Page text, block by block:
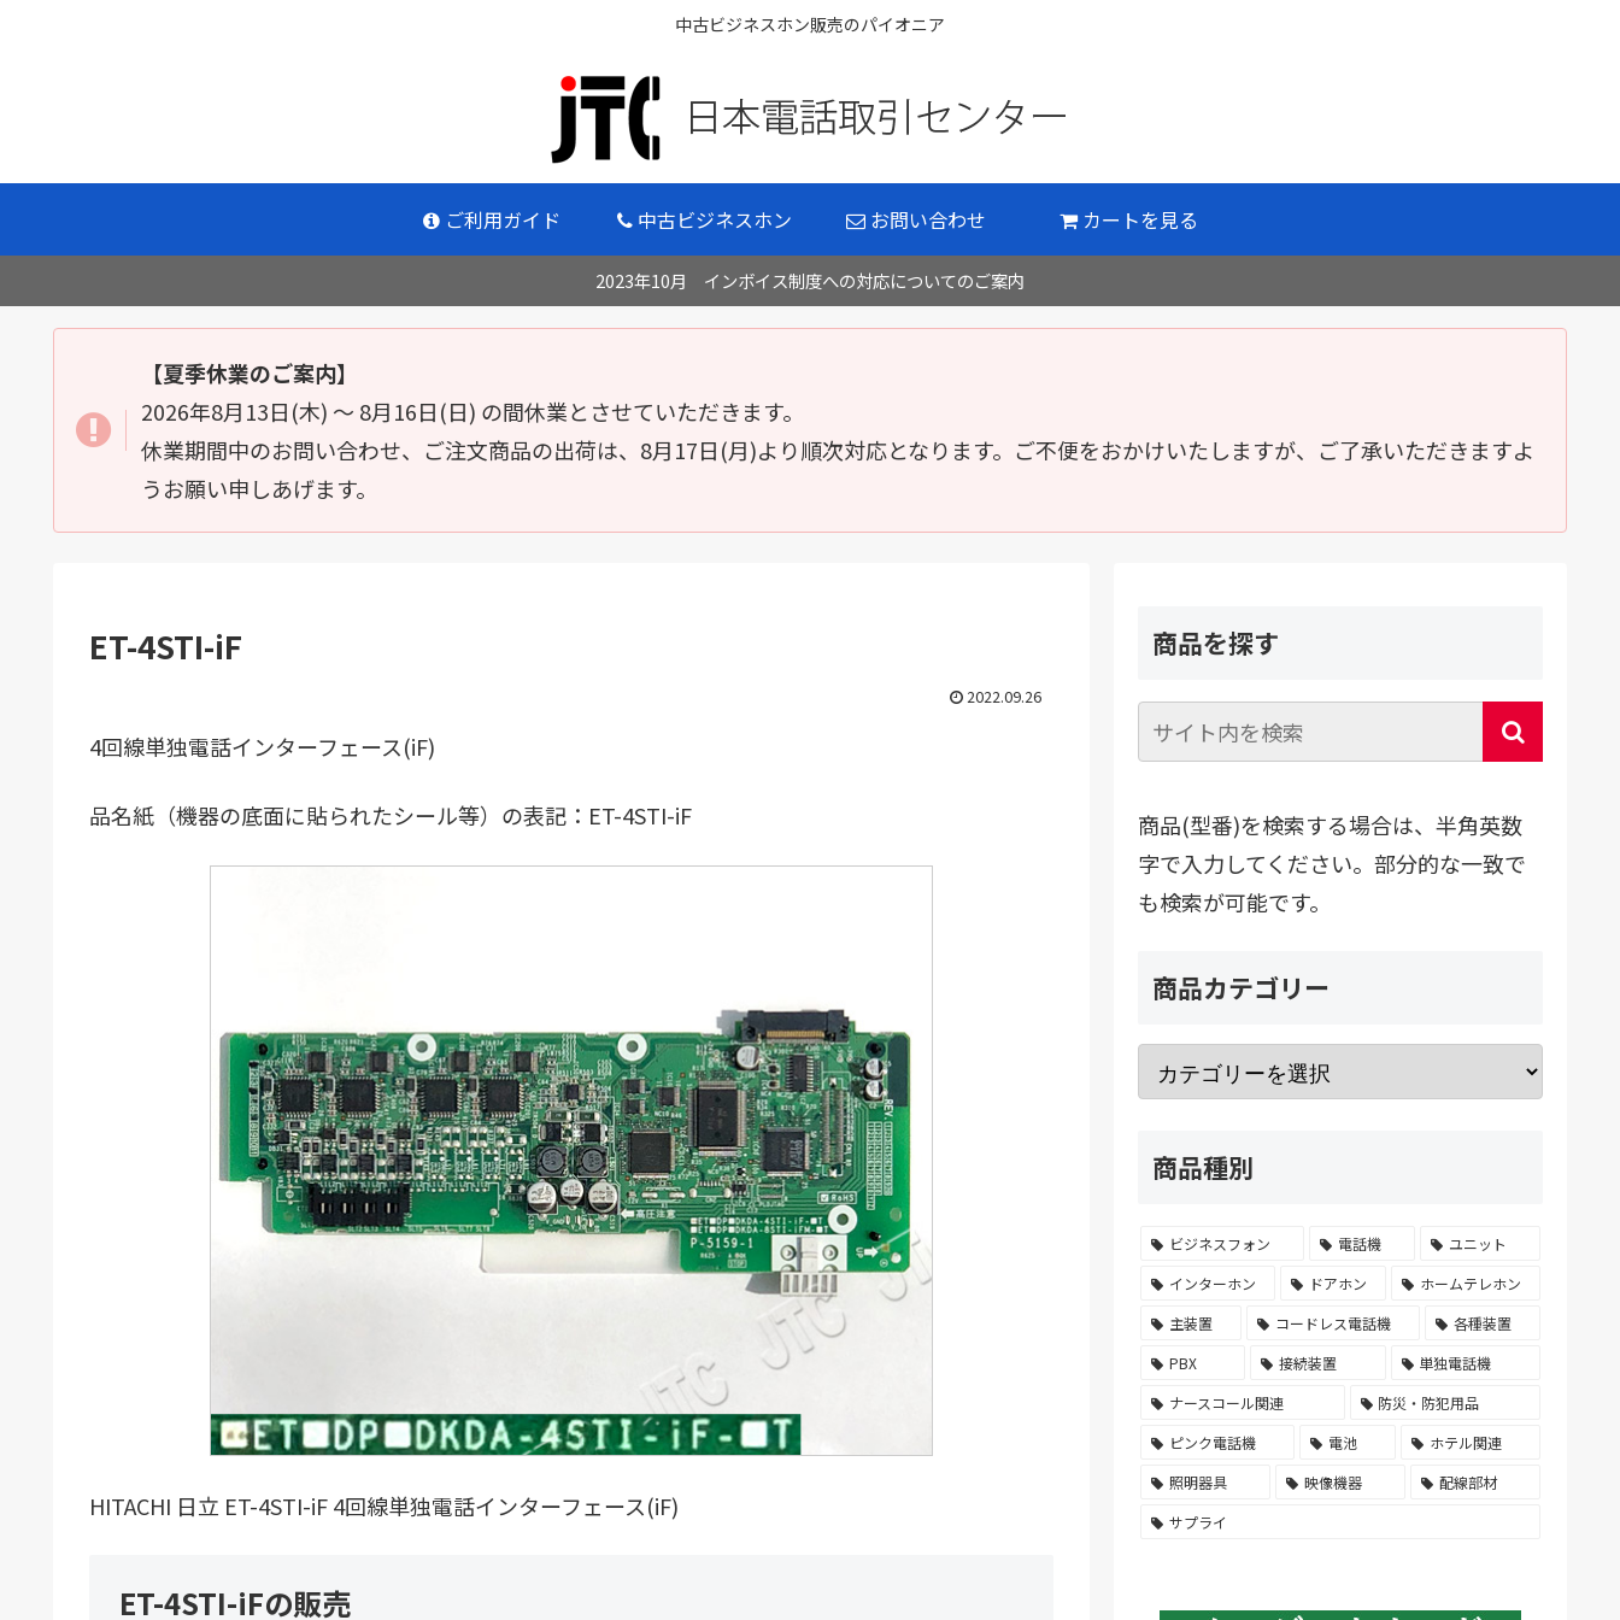
中古ビジネスホン販売のパイオニア
ご利用ガイド 中古ビジネスホン お問い合わせ カートを見る
2023年10月 インボイス制度への対応についてのご案内
【夏季休業のご案内】
2026年8月13日(木) ～ 8月16日(日) の間休業とさせていただきます。
休業期間中のお問い合わせ、ご注文商品の出荷は、8月17日(月)より順次対応となります。ご不便をおかけいたしますが、ご了承いただきますよ
うお願い申しあげます。
ET-4STI-iF
2022.09.26
4回線単独電話インターフェース(iF)
品名紙（機器の底面に貼られたシール等）の表記：ET-4STI-iF
HITACHI 日立 ET-4STI-iF 4回線単独電話インターフェース(iF)
ET-4STI-iFの販売
商品を探す
商品(型番)を検索する場合は、半角英数
字で入力してください。部分的な一致で
も検索が可能です。
商品カテゴリー
商品種別
ビジネスフォン 電話機
ユニット
インターホン
ドアホン
ホームテレホン
主装置
コードレス電話機
各種装置
PBX
接続装置
単独電話機
ナースコール関連
防災・防犯用品
ピンク電話機
電池
ホテル関連
照明器具
映像機器
配線部材
サプライ